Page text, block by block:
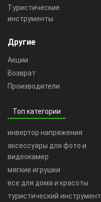
Туристические
инструменты
Другие
Акции
Возврат
Производители
Топ категории
инвертор напряжения
аксессуары для фото и
видеокамер
мягкие игрушки
все для дома и красоты
туристический инструмент